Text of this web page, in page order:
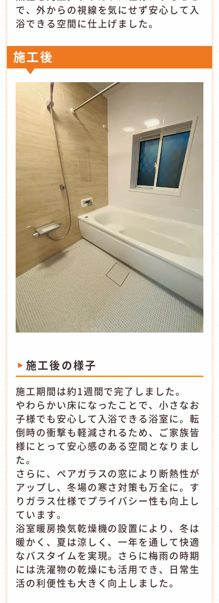
で、外からの視線を気にせず安心して入
浴できる空間に仕上げました。
施工後
施工後の様子
施工期間は約1週間で完了しました。
やわらかい床になったことで、小さなお
子様でも安心して入浴できる浴室に。転
倒時の衝撃も軽減されるため、ご家族皆
様にとって安心感のある空間となりまし
た。
さらに、ペアガラスの窓により断熱性が
アップし、冬場の寒さ対策も万全に。す
りガラス仕様でプライバシー性も向上し
ています。
浴室暖房換気乾燥機の設置により、冬は
暖かく、夏は涼しく、一年を通して快適
なバスタイムを実現。さらに梅雨の時期
には洗濯物の乾燥にも活用でき、日常生
活の利便性も大きく向上しました。